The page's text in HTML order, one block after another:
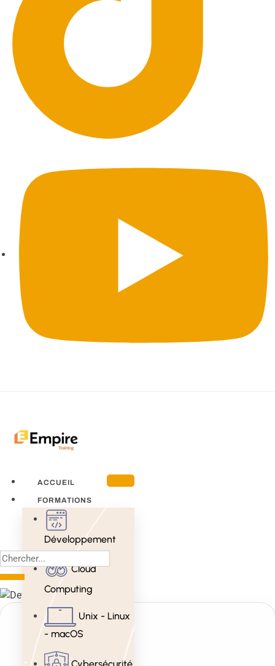
ACCUEIL
FORMATIONS
Développement
Cloud
Computing
Unix - Linux
- macOS